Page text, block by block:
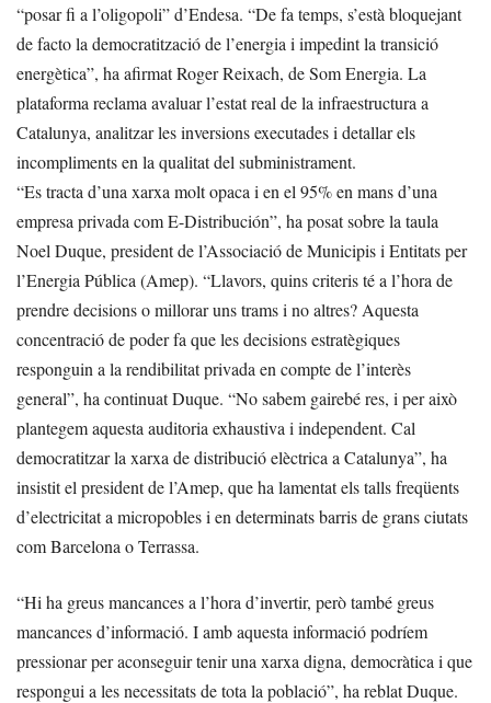
“posar fi a l’oligopoli” d’Endesa. “De fa temps, s’està bloquejant
de facto la democratització de l’energia i impedint la transició
energètica”, ha afirmat Roger Reixach, de Som Energia. La
plataforma reclama avaluar l’estat real de la infraestructura a
Catalunya, analitzar les inversions executades i detallar els
incompliments en la qualitat del subministrament.
“Es tracta d’una xarxa molt opaca i en el 95% en mans d’una
empresa privada com E-Distribución”, ha posat sobre la taula
Noel Duque, president de l’Associació de Municipis i Entitats per
l’Energia Pública (Amep). “Llavors, quins criteris té a l’hora de
prendre decisions o millorar uns trams i no altres? Aquesta
concentració de poder fa que les decisions estratègiques
responguin a la rendibilitat privada en compte de l’interès
general”, ha continuat Duque. “No sabem gairebé res, i per això
plantegem aquesta auditoria exhaustiva i independent. Cal
democratitzar la xarxa de distribució elèctrica a Catalunya”, ha
insistit el president de l’Amep, que ha lamentat els talls freqüents
d’electricitat a micropobles i en determinats barris de grans ciutats
com Barcelona o Terrassa.
“Hi ha greus mancances a l’hora d’invertir, però també greus
mancances d’informació. I amb aquesta informació podríem
pressionar per aconseguir tenir una xarxa digna, democràtica i que
respongui a les necessitats de tota la població”, ha reblat Duque.